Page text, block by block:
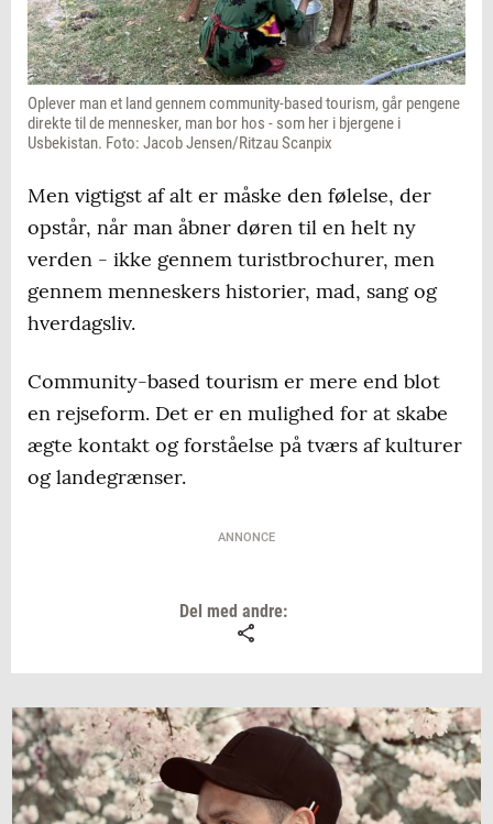
Oplever man et land gennem community-based tourism, går pengene
direkte til de mennesker, man bor hos - som her i bjergene i
Usbekistan. Foto: Jacob Jensen/Ritzau Scanpix
Men vigtigst af alt er måske den følelse, der
opstår, når man åbner døren til en helt ny
verden - ikke gennem turistbrochurer, men
gennem menneskers historier, mad, sang og
hverdagsliv.
Community-based tourism er mere end blot
en rejseform. Det er en mulighed for at skabe
ægte kontakt og forståelse på tværs af kulturer
og landegrænser.
ANNONCE
Del med andre: